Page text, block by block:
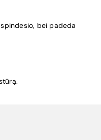
bei padeda